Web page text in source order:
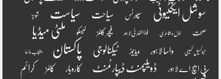
سوشل ایکٹیوٹی سپورٹس سیاحت سیاست شوبز
صحت غزل و شاعری فوڈ اتھارٹی لاہور فیچر کالمز لیسکو ملٹی میڈیا
میونسپل کمیٹی واسا لاہور ویڈیوز ٹیکنالوجی پاکستان پنجاب واسا
پی ایچ اے لاہور ڈویلپمنٹ ڈیپارٹمنٹ کاروبار کالمز کرائم